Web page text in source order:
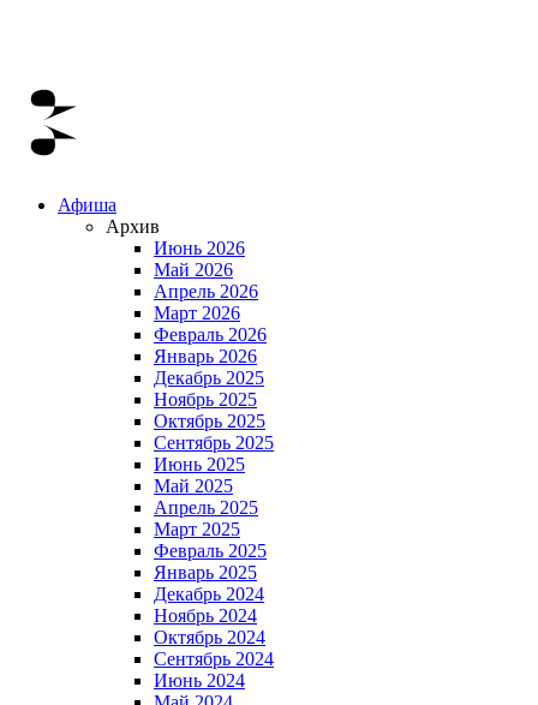
Афиша
Архив
Июнь 2026
Май 2026
Апрель 2026
Март 2026
Февраль 2026
Январь 2026
Декабрь 2025
Ноябрь 2025
Октябрь 2025
Сентябрь 2025
Июнь 2025
Май 2025
Апрель 2025
Март 2025
Февраль 2025
Январь 2025
Декабрь 2024
Ноябрь 2024
Октябрь 2024
Сентябрь 2024
Июнь 2024